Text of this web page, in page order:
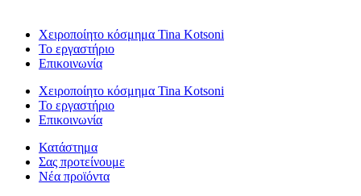
Χειροποίητο κόσμημα Tina Kotsoni
Το εργαστήριο
Επικοινωνία
Χειροποίητο κόσμημα Tina Kotsoni
Το εργαστήριο
Επικοινωνία
Κατάστημα
Σας προτείνουμε
Νέα προϊόντα